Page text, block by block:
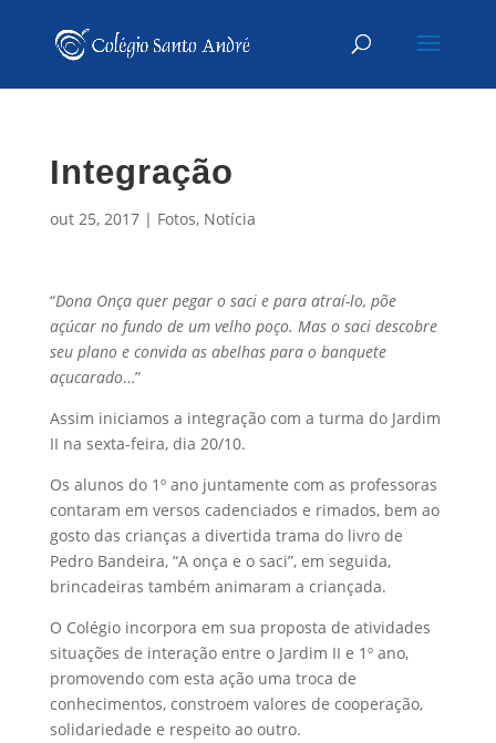
Integração
out 25, 2017| Fotos, Notícia
“Dona Onça quer pegar o saci e para atraí-lo, põe
açúcar no fundo de um velho poço. Mas o saci descobre
seu plano e convida as abelhas para o banquete
açucarado…”
Assim iniciamos a integração com a turma do Jardim
II na sexta-feira, dia 20/10.
Os alunos do 1º ano juntamente com as professoras
contaram em versos cadenciados e rimados, bem ao
gosto das crianças a divertida trama do livro de
Pedro Bandeira, “A onça e o saci”, em seguida,
brincadeiras também animaram a criançada.
O Colégio incorpora em sua proposta de atividades
situações de interação entre o Jardim II e 1º ano,
promovendo com esta ação uma troca de
conhecimentos, constroem valores de cooperação,
solidariedade e respeito ao outro.